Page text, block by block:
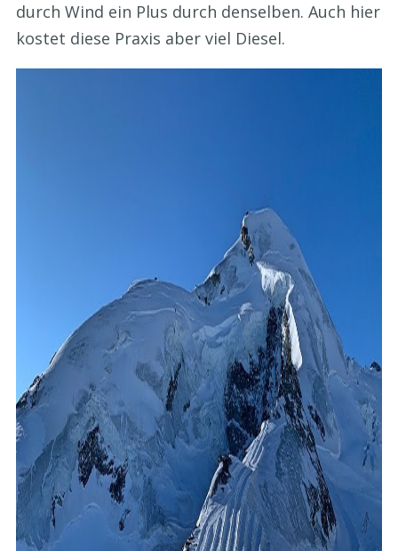
durch Wind ein Plus durch denselben. Auch hier
kostet diese Praxis aber viel Diesel.